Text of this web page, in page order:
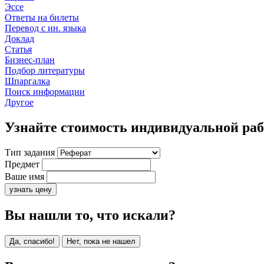
Эссе
Ответы на билеты
Перевод с ин. языка
Доклад
Статья
Бизнес-план
Подбор литературы
Шпаргалка
Поиск информации
Другое
Узнайте стоимость индивидуальной
Тип задания
Предмет
Ваше имя
узнать цену
Вы нашли то, что искали?
Да, спасибо! Нет, пока не нашел